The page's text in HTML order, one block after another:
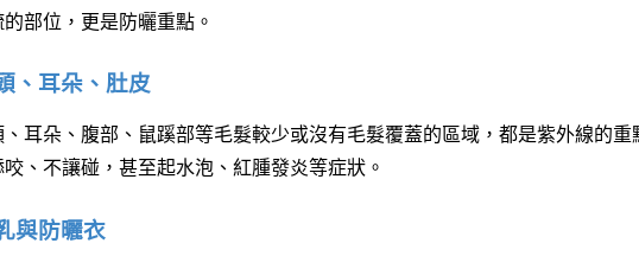
部位，更是防曬重點。
、耳朵、肚皮
耳朵、腹部、鼠蹊部等毛髮較少或沒有毛髮覆蓋的區域，都是紫外線的重
、不讓碰，甚至起水泡、紅腫發炎等症狀。
與防曬衣